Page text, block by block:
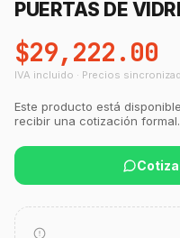
PUERTAS DE
$29,222.00
IVA incluido · Precios
Este producto está
recibir una cotización formal.
GastroBot